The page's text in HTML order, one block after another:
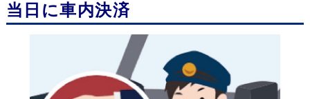
お問合せ
当日に車内決済